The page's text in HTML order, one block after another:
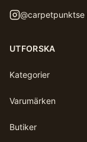
@carpetpunktse
UTFORSKA
Kategorier
Varumärken
Butiker